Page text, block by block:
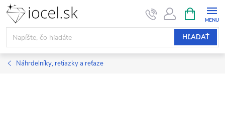
Prejsť
obsah
HĽADAŤ
KOŠÍK
Náhrdelníky, retiazky a reťaze